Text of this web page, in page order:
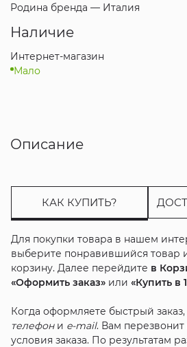
Родина бренда — Италия
Наличие
Интернет-магазин
Мало
Описание
КАК КУПИТЬ?
Для покупки товара в нашем
выберите понравившийся товар
корзину. Далее перейдите в
«Оформить заказ»или «Купить в
Когда оформляете быстрый
телефони e-mail. Вам
условия заказа. По результатам